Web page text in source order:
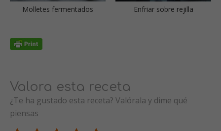
Molletes fermentados Enfriar sobre rejilla
Valora esta receta
¿Te ha gustado esta receta? Valórala y dime qué
piensas